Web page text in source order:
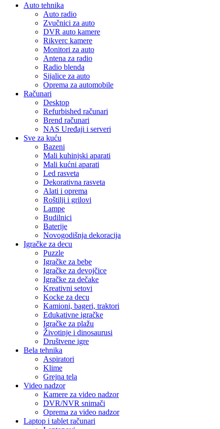
Auto tehnika
Auto radio
Zvučnici za auto
DVR auto kamere
Rikverc kamere
Monitori za auto
Antena za radio
Radio blenda
Sijalice za auto
Oprema za automobile
Računari
Desktop
Refurbished računari
Brend računari
NAS Uređaji i serveri
Sve za kuću
Bazeni
Mali kuhinjski aparati
Mali kućni aparati
Led rasveta
Dekorativna rasveta
Alati i oprema
Roštilji i grilovi
Lampe
Budilnici
Baterije
Novogodišnja dekoracija
Igračke za decu
Puzzle
Igračke za bebe
Igračke za devojčice
Igračke za dečake
Kreativni setovi
Kocke za decu
Kamioni, bageri, traktori
Edukativne igračke
Igračke za plažu
Životinje i dinosaurusi
Društvene igre
Bela tehnika
Aspiratori
Klime
Grejna tela
Video nadzor
Kamere za video nadzor
DVR/NVR snimači
Oprema za video nadzor
Laptop i tablet računari